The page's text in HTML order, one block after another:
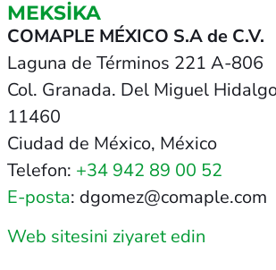
MEKSİKA
COMAPLE MÉXICO S.A de C.V.
Laguna de Términos 221 A-806
Col. Granada. Del Miguel
11460
Ciudad de México, México
Telefon: +34 942 89 00 52
E-posta: dgomez@comaple.com
Web sitesini ziyaret edin